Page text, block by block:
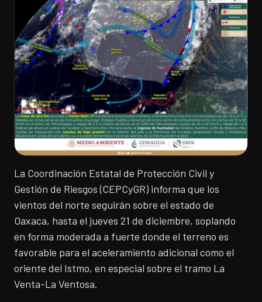
La Coordinación Estatal de Protección Civil y
Gestión de Riesgos (CEPCyGR) informa que los
vientos del norte seguirán sobre el estado de
Oaxaca, hasta el jueves 21 de diciembre, soplando
en forma moderada a fuerte donde el terreno es
favorable para el aceleramiento adicional como el
oriente del Istmo, en especial sobre el tramo La
Venta-La Ventosa.